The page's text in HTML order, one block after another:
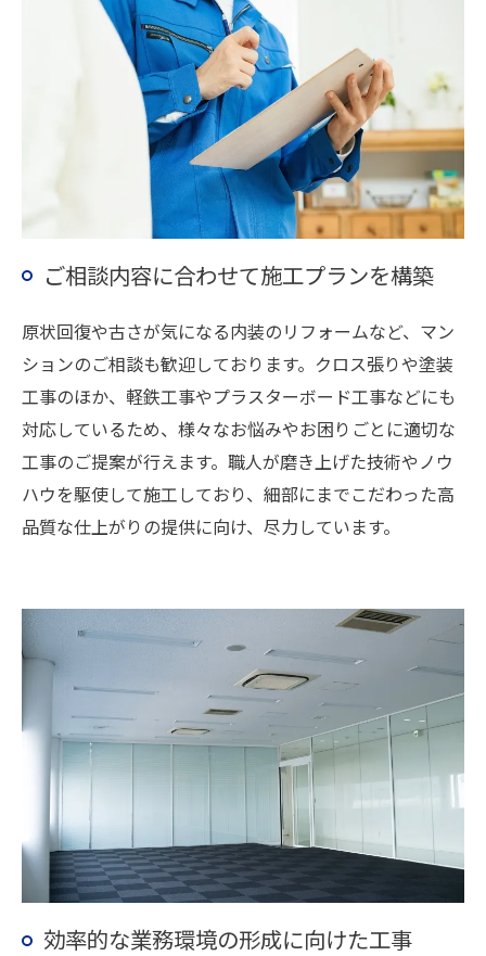
ご相談内容に合わせて施工プランを構築
原状回復や古さが気になる内装のリフォームなど、マン
ションのご相談も歓迎しております。クロス張りや塗装
工事のほか、軽鉄工事やプラスターボード工事などにも
対応しているため、様々なお悩みやお困りごとに適切な
工事のご提案が行えます。職人が磨き上げた技術やノウ
ハウを駆使して施工しており、細部にまでこだわった高
品質な仕上がりの提供に向け、尽力しています。
効率的な業務環境の形成に向けた工事